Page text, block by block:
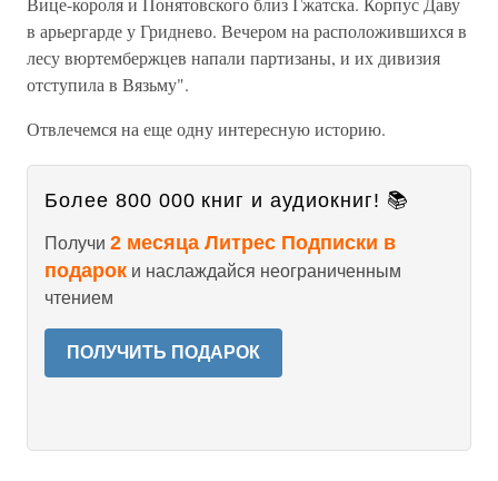
в арьергарде у Гриднево. Вечером на расположившихся в
лесу вюртембержцев напали партизаны, и их дивизия
отступила в Вязьму".
Отвлечемся на еще одну интересную историю.
Более 800 000 книг и аудиокниг! 📚
Получи 2 месяца Литрес Подписки в
подарок и наслаждайся неограниченным
чтением
ПОЛУЧИТЬ ПОДАРОК